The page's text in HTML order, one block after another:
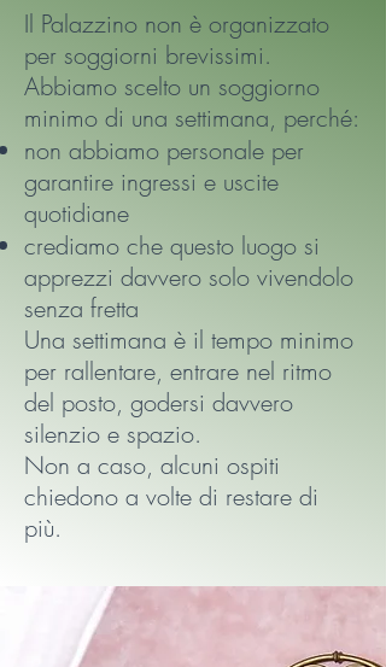
Il Palazzino non è organizzato
per soggiorni brevissimi.
Abbiamo scelto un soggiorno
minimo di una settimana, perché:
non abbiamo personale per
garantire ingressi e uscite
quotidiane
crediamo che questo luogo si
apprezzi davvero solo vivendolo
senza fretta
Una settimana è il tempo minimo
per rallentare, entrare nel ritmo
del posto, godersi davvero
silenzio e spazio.
Non a caso, alcuni ospiti
chiedono a volte di restare di
più.